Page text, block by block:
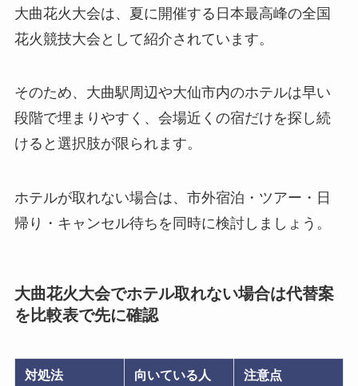
大曲花火大会は、夏に開催する日本最高峰の全国
花火競技大会として紹介されています。
そのため、大曲駅周辺や大仙市内のホテルは早い
段階で埋まりやすく、会場近くの宿だけを探し続
けると選択肢が限られます。
ホテルが取れない場合は、市外宿泊・ツアー・日
帰り・キャンセル待ちを同時に検討しましょう。
大曲花火大会でホテル取れない場合は代替案
を比較表で先に確認
対処法 向いている人 注意点